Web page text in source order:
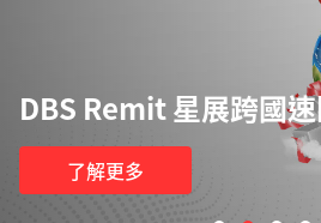
DBS Remit 星展跨國
了解更多